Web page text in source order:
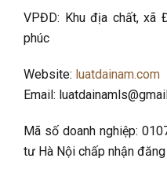
VPĐD: Khu địa chất, xã
phúc
Website: luatdainam.com
Email:
Mã số doanh nghiệp:
tư Hà Nội chấp nhận